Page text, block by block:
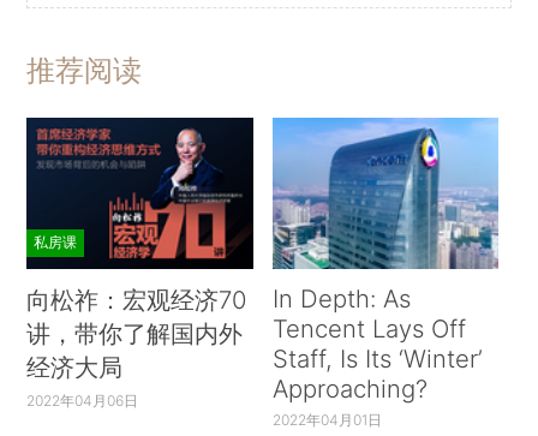
推荐阅读
私房课
向松祚：宏观经济70
讲，带你了解国内外
经济大局
2022年04月06日
In Depth: As
Tencent Lays Off
Staff, Is Its ‘Winter’
Approaching?
2022年04月01日